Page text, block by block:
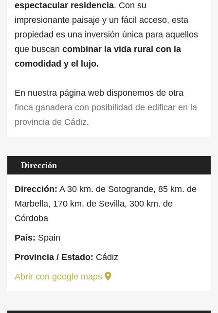
espectacular residencia. Con su
impresionante paisaje y un fácil acceso, esta
propiedad es una inversión única para aquellos
que buscan combinar la vida rural con la
comodidad y el lujo.
En nuestra página web disponemos de otra
finca ganadera con posibilidad de edificar en la
provincia de Cádiz.
Dirección
Dirección: A 30 km. de Sotogrande, 85 km. de
Marbella, 170 km. de Sevilla, 300 km. de
Córdoba
País: Spain
Provincia / Estado: Cádiz
Abrir con google maps